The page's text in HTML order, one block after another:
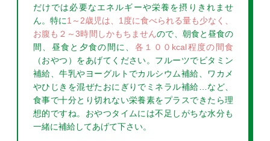
だけでは必要なエネルギーや栄養を摂りきれませ
ん。特に1～2歳児は、1度に食べられる量も少なく、
お腹も２～3時間しかもちませんので、朝食と昼食の
間、昼食と夕食の間に、 各１００kcal程度の間食
（おやつ）をあげてください。フルーツでビタミン
補給、牛乳やヨーグルトでカルシウム補給、ワカメ
やひじきを混ぜたおにぎりでミネラル補給…など、
食事で十分とり切れない栄養素をプラスできたら理
想的ですね。おやつタイムには不足しがちな水分も
一緒に補給してあげて下さい。